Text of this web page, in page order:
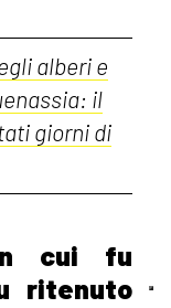
alberi e
il
giorni di
cui fu
ritenuto